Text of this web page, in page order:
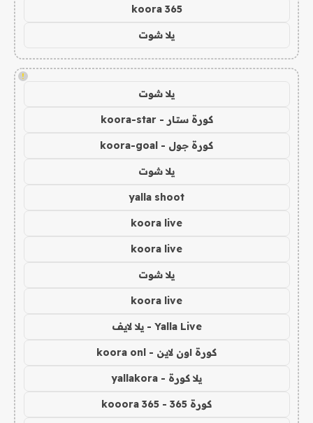
koora 365
يلا شوت
!
يلا شوت
كورة ستار - koora-star
كورة جول - koora-goal
يلا شوت
yalla shoot
koora live
koora live
يلا شوت
koora live
Yalla Live - يلا لايف
كورة اون لاين - koora onl
يلا كورة - yallakora
كورة 365 - kooora 365